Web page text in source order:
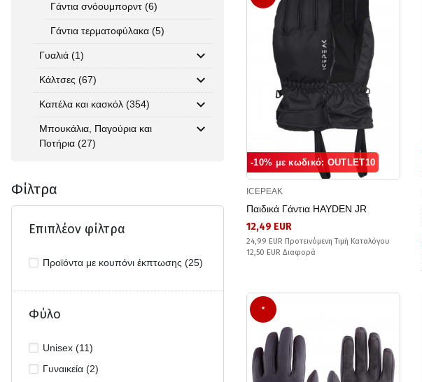
Γάντια σνόουμπορντ (6)
Γάντια τερματοφύλακα (5)
Γυαλιά (1)
Κάλτσες (67)
Καπέλα και κασκόλ (354)
Μπουκάλια, Παγούρια και
Ποτήρια (27)
Φίλτρα
Επιπλέον φίλτρα
Προϊόντα με κουπόνι έκπτωσης (25)
Φύλο
Unisex (11)
Γυναικεία (2)
-10% με κωδικό: OUTLET10
ICEPEAK
Παιδικά Γάντια HAYDEN JR
12,49 EUR
24,99 EUR Προτεινόμενη Τιμή Καταλόγου
12,50 EUR Διαφορά
*